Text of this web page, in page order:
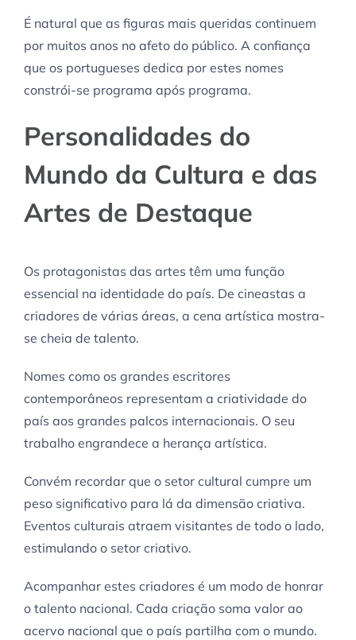
É natural que as figuras mais queridas continuem
por muitos anos no afeto do público. A confiança
que os portugueses dedica por estes nomes
constrói-se programa após programa.
Personalidades do
Mundo da Cultura e das
Artes de Destaque
Os protagonistas das artes têm uma função
essencial na identidade do país. De cineastas a
criadores de várias áreas, a cena artística mostra-
se cheia de talento.
Nomes como os grandes escritores
contemporâneos representam a criatividade do
país aos grandes palcos internacionais. O seu
trabalho engrandece a herança artística.
Convém recordar que o setor cultural cumpre um
peso significativo para lá da dimensão criativa.
Eventos culturais atraem visitantes de todo o lado,
estimulando o setor criativo.
Acompanhar estes criadores é um modo de honrar
o talento nacional. Cada criação soma valor ao
acervo nacional que o país partilha com o mundo.